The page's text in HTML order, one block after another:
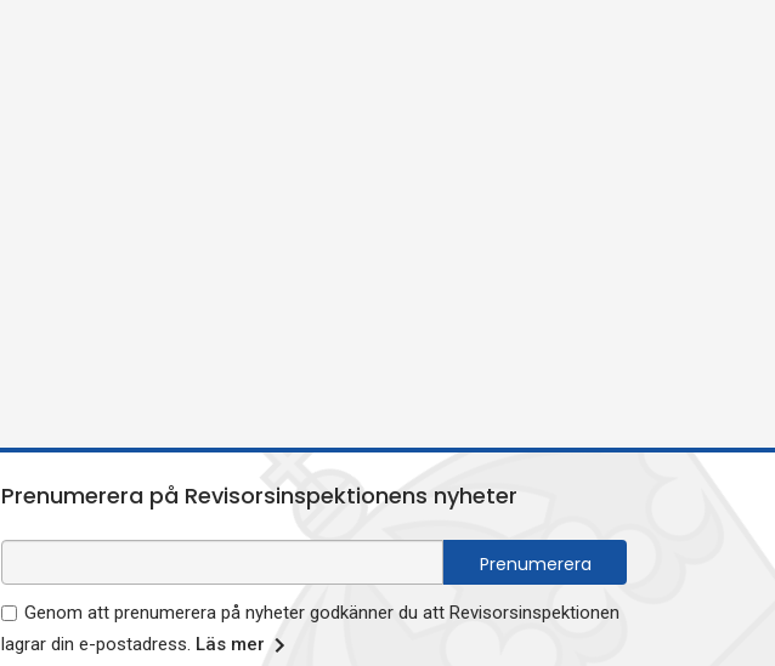
Prenumerera på Revisorsinspektionens nyheter
Genom att prenumerera på nyheter godkänner du att Revisorsinspektionen
lagrar din e-postadress. Läs mer